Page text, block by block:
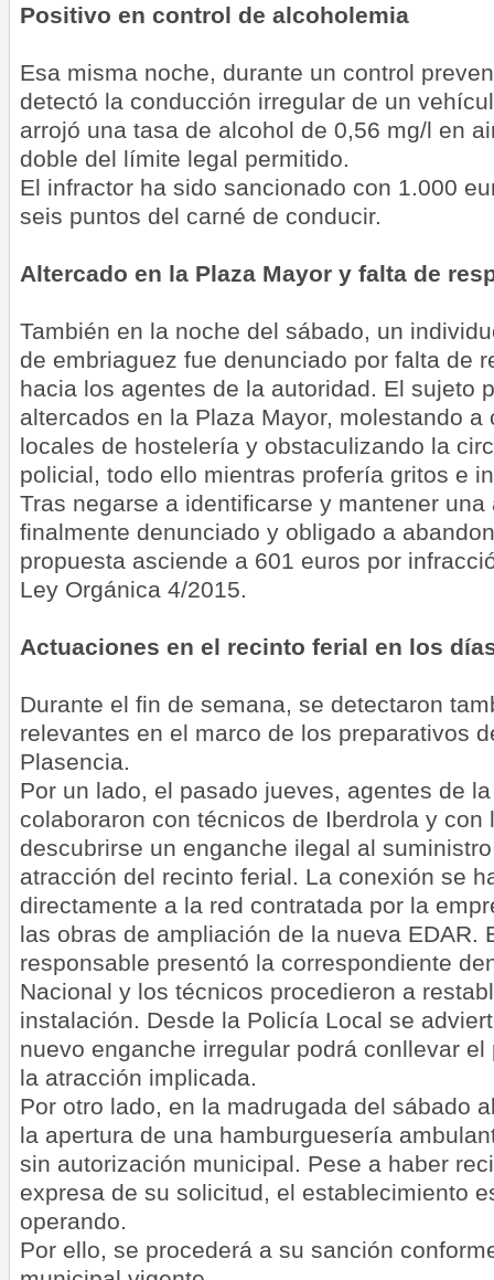
Positivo en control de alcoholemia
Esa misma noche, durante un control
detectó la conducción irregular de un
arrojó una tasa de alcohol de 0,56 mg/l en
doble del límite legal permitido.
El infractor ha sido sancionado con 1.000
seis puntos del carné de conducir.
Altercado en la Plaza Mayor y falta de
También en la noche del sábado, un
de embriaguez fue denunciado por falta de
hacia los agentes de la autoridad. El sujeto
altercados en la Plaza Mayor, molestando a
locales de hostelería y obstaculizando la
policial, todo ello mientras profería gritos e
Tras negarse a identificarse y mantener
finalmente denunciado y obligado a
propuesta asciende a 601 euros por
Ley Orgánica 4/2015.
Actuaciones en el recinto ferial en los
Durante el fin de semana, se detectaron
relevantes en el marco de los preparativos
Plasencia.
Por un lado, el pasado jueves, agentes de
colaboraron con técnicos de Iberdrola y
descubrirse un enganche ilegal al
atracción del recinto ferial. La conexión se
directamente a la red contratada por la
las obras de ampliación de la nueva EDAR.
responsable presentó la correspondiente
Nacional y los técnicos procedieron a
instalación. Desde la Policía Local se
nuevo enganche irregular podrá conllevar
la atracción implicada.
Por otro lado, en la madrugada del sábado
la apertura de una hamburguesería
sin autorización municipal. Pese a haber
expresa de su solicitud, el establecimiento
operando.
Por ello, se procederá a su sanción